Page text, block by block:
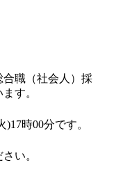
合職（社会人）採
す。
時00分です。
い。